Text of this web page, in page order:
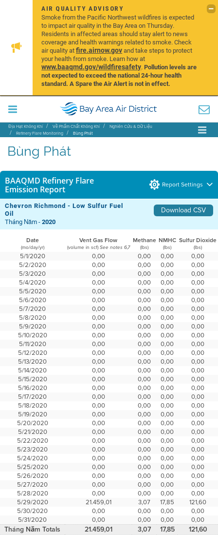
AIR QUALITY ADVISORY
Smoke from the Pacific Northwest wildfires is expected
to impact air quality in the Bay Area on Thursday.
Residents in affected areas should stay alert to news
coverage and health warnings related to smoke. Check
air quality atfire.airnow.govand take steps to protect
your health from smoke. Learn how at
www.baaqmd.gov/wildfiresafety.Pollution levels are
not expected to exceed the national 24-hour health
standard. A Spare the Air Alert is not in effect.
Địa Hạt Không Khí Về Phẩm Chất Không Khí
Nghiên Cứu & Dữ Liệu
Refinery Flare Monitoring
Bùng Phát
Bùng Phát
BAAQMD Refinery Flare
Emission Report
Report Settings
Chevron Richmond - Low Sulfur Fuel
Oil
Download CSV
Tháng Năm -2020
Date Vent Gas Flow Methane NMHC Sulfur Dioxide
(mo/day/yr) (volume in scf) See notes 6,7 (lbs) (lbs) (lbs)
5/1/2020 0,00 0,00 0,00
0,00
5/2/2020
0,00 0,00 0,00
0,00
5/3/2020
0,00 0,00 0,00
0,00
5/4/2020
0,00 0,00 0,00
0,00
5/5/2020
0,00 0,00 0,00
0,00
5/6/2020
0,00 0,00 0,00
0,00
5/7/2020
0,00 0,00 0,00
0,00
5/8/2020
0,00 0,00 0,00
0,00
5/9/2020
0,00 0,00 0,00
0,00
5/10/2020
0,00 0,00 0,00
0,00
5/11/2020
0,00 0,00 0,00
0,00
5/12/2020
0,00 0,00 0,00
0,00
5/13/2020
0,00 0,00 0,00
0,00
5/14/2020
0,00 0,00 0,00
0,00
5/15/2020
0,00 0,00 0,00
0,00
5/16/2020
0,00 0,00 0,00
0,00
5/17/2020
0,00 0,00 0,00
0,00
5/18/2020
0,00 0,00 0,00
0,00
5/19/2020
0,00 0,00 0,00
0,00
5/20/2020
0,00 0,00 0,00
0,00
5/21/2020
0,00 0,00 0,00
0,00
5/22/2020
0,00 0,00 0,00
0,00
5/23/2020
0,00 0,00 0,00
0,00
5/24/2020
0,00 0,00 0,00
0,00
5/25/2020
0,00 0,00 0,00
0,00
5/26/2020
0,00 0,00 0,00
0,00
5/27/2020
0,00 0,00 0,00
0,00
5/28/2020
0,00 0,00 0,00
0,00
5/29/2020
21.459,01 3,07 17,85
121,60
5/30/2020
0,00 0,00 0,00
0,00
5/31/2020
0,00 0,00 0,00 0,00
Tháng Năm Totals 21.459,01 3,07 17,85 121,60